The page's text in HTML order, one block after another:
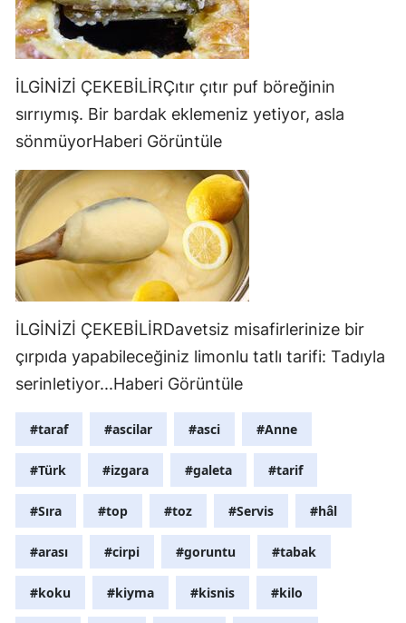
İLGİNİZİ ÇEKEBİLİRÇıtır çıtır puf böreğinin
sırrıymış. Bir bardak eklemeniz yetiyor, asla
sönmüyorHaberi Görüntüle
İLGİNİZİ ÇEKEBİLİRDavetsiz misafirlerinize bir
çırpıda yapabileceğiniz limonlu tatlı tarifi: Tadıyla
serinletiyor...Haberi Görüntüle
#taraf #ascilar #asci #Anne
#Türk #izgara #galeta #tarif
#Sıra #top #toz #Servis #hâl
#arası #cirpi #goruntu #tabak
#koku #kiyma #kisnis #kilo